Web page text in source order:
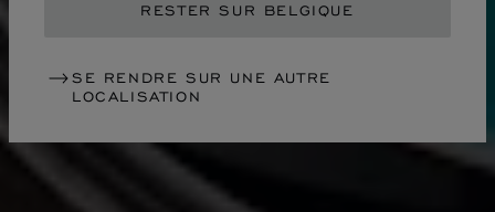
RESTER SUR BELGIQUE
SE RENDRE SUR UNE AUTRE
LOCALISATION